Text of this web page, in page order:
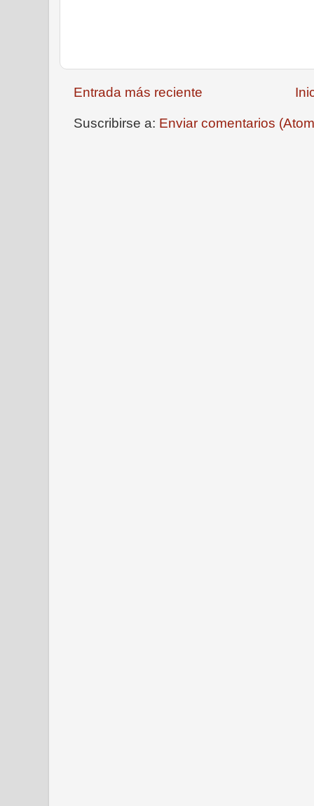
Entrada más reciente
Suscribirse a: Enviar comentarios